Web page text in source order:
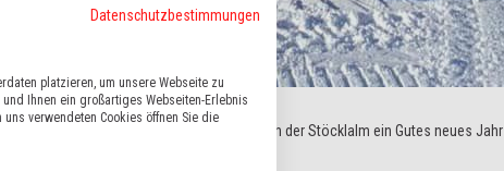
von unseren treuen Kunden - wir wünschen der Stöcklalm ein Gutes neues Jahr
Datenschutzbestimmungen
platzieren, um unsere Webseite zu
Ihnen ein großartiges Webseiten-Erlebnis
verwendeten Cookies öffnen Sie die